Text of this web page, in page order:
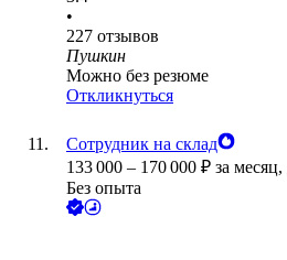
•
227 отзывов
Пушкин
Можно без резюме
Откликнуться
Сотрудник на склад
133 000 – 170 000 ₽ за месяц,
Без опыта